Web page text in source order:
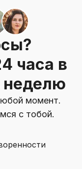
часа в
неделю
момент.
с тобой.